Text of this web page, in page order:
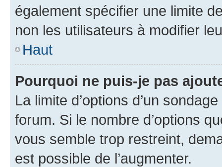
également spécifier une limite
non les utilisateurs à modifier
Haut
Pourquoi ne puis-je pas
La limite d’options d’un
forum. Si le nombre d’options
vous semble trop restreint,
est possible de l’augmenter.